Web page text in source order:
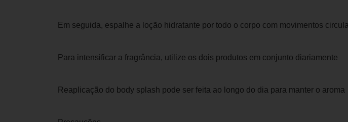
Em seguida, espalhe a loção hidratante por todo o corpo com movimentos
Para intensificar a fragrância, utilize os dois produtos em conjunto diariamente
Reaplicação do body splash pode ser feita ao longo do dia para manter o aroma